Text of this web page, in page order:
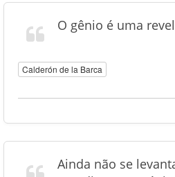
O gênio é uma
Calderón de la Barca
Ainda não se